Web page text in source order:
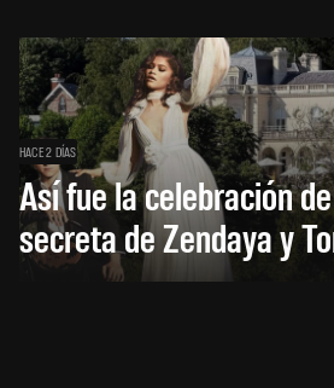
HACE 2 DÍAS
Así fue la celebración
secreta de Zendaya y